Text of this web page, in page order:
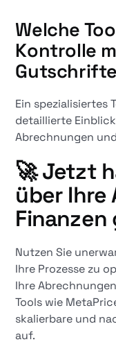
Welche
Kontrolle
Ein spezialisiertes
detaillierte
Abrechnungen
🚀 Jetzt
über Ihre
Nutzen Sie
Ihre Prozesse zu
Ihre
Tools wie
skalierbare und
auf.